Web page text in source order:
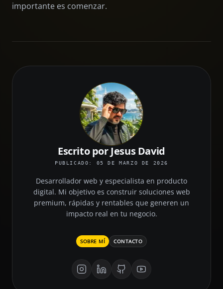
importante es comenzar.
Escrito por Jesus David
PUBLICADO: 05 DE MARZO DE 2026
Desarrollador web y especialista en producto
digital. Mi objetivo es construir soluciones web
premium, rápidas y rentables que generen un
impacto real en tu negocio.
SOBRE MÍ CONTACTO